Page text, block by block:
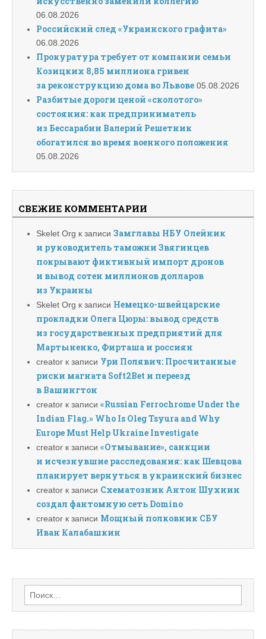
06.08.2026
Российский след «Украинского графита»
06.08.2026
Прокуратура требует от компании семьи
Козицких 8,85 миллиона гривен
за реконструкцию дома во Львове 05.08.2026
Разбитые дороги ценой «сколотого»
состояния: как предприниматель
из Бессарабии Валерий Решетник
обогатился во время военного положения
05.08.2026
СВЕЖИЕ КОММЕНТАРИИ
Skelet Org к записи Замглавы НБУ Олейник
и руководитель таможни Звягинцев
покрывают фиктивный импорт дронов
и вывод сотен миллионов долларов
из Украины
Skelet Org к записи Немецко-швейцарские
прокладки Олега Цюры: вывод средств
из государственных предприятий для
Мартыненко, Фирташа и россиян
creator к записи Ури Полявич: Просчитанные
риски магната Soft2Bet и переезд
в Вашингтон
creator к записи «Russian Ferrochrome Under the
Indian Flag.» Who Is Oleg Tsyura and Why
Europe Must Help Ukraine Investigate
creator к записи «Отмывание», санкции
и исчезнувшие расследования: как Шевцова
планирует вернуться в украинский бизнес
creator к записи Схематозник Антон Шухнин
создал фантомную сеть Domino
creator к записи Мощный полковник СБУ
Иван Калабашкин
Найти: